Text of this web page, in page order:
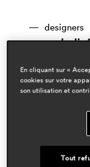
designers
pedrali
domaines
En cliquant sur «
cookies sur votre
son utilisation et
Tout